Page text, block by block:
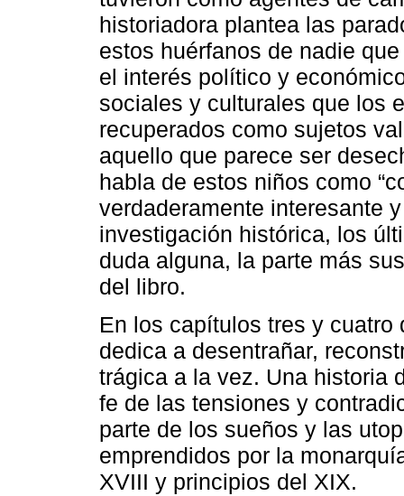
historiadora plantea las
estos huérfanos de nadie
el interés político y
sociales y culturales que los
recuperados como sujetos
aquello que parece ser
habla de estos niños como
verdaderamente interesante
investigación histórica, los
duda alguna, la parte más
del libro.
En los capítulos tres y
dedica a desentrañar,
trágica a la vez. Una historia
fe de las tensiones y
parte de los sueños y las
emprendidos por la
XVIII y principios del XIX.